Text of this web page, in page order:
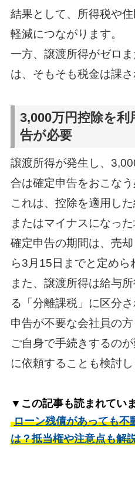
結果として、所得税や
軽減につながります。
一方、譲渡所得がゼロ
は、そもそも税金は課さ
3,000万円控除を利
告が必要
譲渡所得が発生し、
合は確定申告をおこなう
これは、控除を適用し
またはマイナスになっ
確定申告の期間は、売
ら3月15日までと定めら
また、譲渡所得は給与
る「分離課税」に区分
申告が不要な会社員の方
ご自身で手続きするの
に依頼することも検討し
▼この記事も読まれてい
ローン残債があっても不
は？抵当権や注意点も解